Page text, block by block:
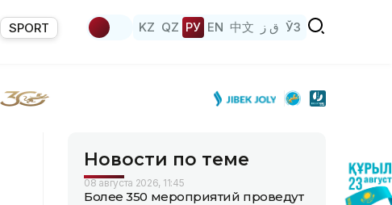
SPORT KZ QZ РУ EN 中文 ق ز ЎЗ
Новости по теме
08 августа 2026, 11:45
Более 350 мероприятий проведут